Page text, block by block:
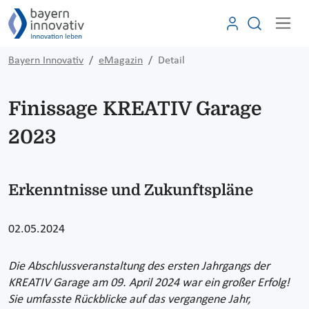
Bayern Innovativ eMagazin Detail
Finissage KREATIV Garage
2023
Erkenntnisse und Zukunftspläne
02.05.2024
Die Abschlussveranstaltung des ersten Jahrgangs der
KREATIV Garage am 09. April 2024 war ein großer Erfolg!
Sie umfasste Rückblicke auf das vergangene Jahr,